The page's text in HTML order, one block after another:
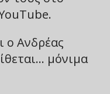
ο Ανδρέας
μόνιμα